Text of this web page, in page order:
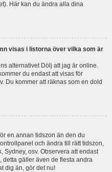
Här kan du ändra alla dina
visas i listorna över vilka som är
alternativet Dölj att jag är online.
du endast att visas för
Du kommer att räknas som en dold
en annan tidszon än den du
och ändra till rätt tidszon,
Sydney, osv. Observera att endast
gäller även de flesta andra
dig än, gör det nu!